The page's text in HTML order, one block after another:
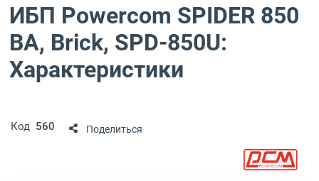
ИБП Powercom SPIDER 850
ВА, Brick, SPD-850U:
Характеристики
Код 560 Поделиться